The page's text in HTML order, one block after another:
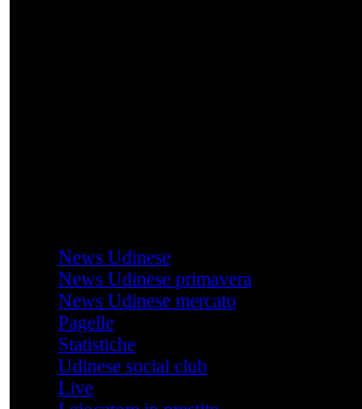
News Udinese
News Udinese primavera
News Udinese mercato
Pagelle
Statistiche
Udinese social club
Live